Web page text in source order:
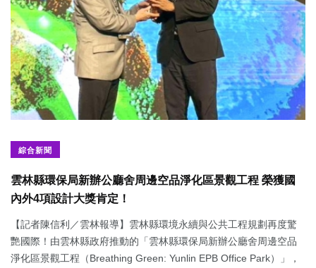
綜合新聞
雲林縣環保局新辦公廳舍周邊空品淨化區景觀工程 榮獲國
內外4項設計大獎肯定！
【記者陳信利／雲林報導】雲林縣環境永續與公共工程規劃再度驚
艷國際！由雲林縣政府推動的「雲林縣環保局新辦公廳舍周邊空品
淨化區景觀工程（Breathing Green: Yunlin EPB Office Park）」，